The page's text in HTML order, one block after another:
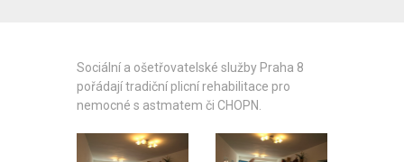
Sociální a ošetřovatelské služby Praha 8
pořádají tradiční plicní rehabilitace pro
nemocné s astmatem či CHOPN.